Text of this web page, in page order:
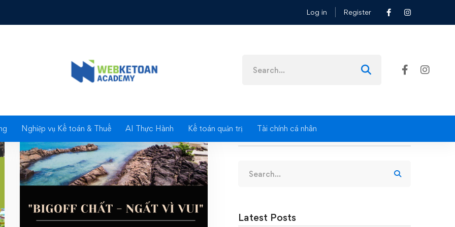
Log in Register
for:
Nghiệp vụ Kế toán & Thuế AI Thực Hành Kế toán quản trị Tài chính cá nhân
for:
Latest Posts